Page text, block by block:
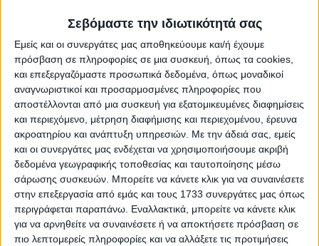
Σεβόμαστε την ιδιωτικότητά σας
Εμείς και οι συνεργάτες μας αποθηκεύουμε και/ή έχουμε
πρόσβαση σε πληροφορίες σε μια συσκευή, όπως τα cookies,
και επεξεργαζόμαστε προσωπικά δεδομένα, όπως μοναδικοί
αναγνωριστικοί και προσαρμοσμένες πληροφορίες που
αποστέλλονται από μια συσκευή για εξατομικευμένες διαφημίσεις
και περιεχόμενο, μέτρηση διαφήμισης και περιεχομένου, έρευνα
ακροατηρίου και ανάπτυξη υπηρεσιών. Με την άδειά σας, εμείς
και οι συνεργάτες μας ενδέχεται να χρησιμοποιήσουμε ακριβή
δεδομένα γεωγραφικής τοποθεσίας και ταυτοποίησης μέσω
σάρωσης συσκευών. Μπορείτε να κάνετε κλικ για να συναινέσετε
στην επεξεργασία από εμάς και τους 1733 συνεργάτες μας όπως
περιγράφεται παραπάνω. Εναλλακτικά, μπορείτε να κάνετε κλικ
για να αρνηθείτε να συναινέσετε ή να αποκτήσετε πρόσβαση σε
πιο λεπτομερείς πληροφορίες και να αλλάξετε τις προτιμήσεις
Μιλώντας σε δημοσιογράφους κατά την έναρξη της
συνάντησής του με τον Πολωνό πρόεδρο Κάρολ
Ναβρότσκι, ο Τραμπ είπε ότι η κυβέρνηση ζητά από το
Ανώτατο Δικαστήριο να ανατρέψει την απόφαση Εφετείου
που έκρινε ότι πολλοί από τους δασμούς είναι παράνομοι.
Εάν χάσει η κυβέρνηση, οι ΗΠΑ θα γίνουν φτωχότερες και
θα τεθούν σε κίνδυνο οι εμπορικές συμφωνίες που
σύναψε η χώρα τους τελευταίους μήνες, υποστήριξε,
προσθέτοντας όμως ότι πιστεύει πως θα δικαιωθεί.
"Η χώρα μας έχει μια ευκαιρία να ξαναγίνει απίστευτα
πλούσια. Θα μπορούσε επίσης να γίνει απίστευτα φτωχή
και πάλι. Εάν δεν κερδίσουμε αυτήν την υπόθεση, η χώρα
μας θα υποφέρει τόσο πολύ, τόσο πολύ", είπε.